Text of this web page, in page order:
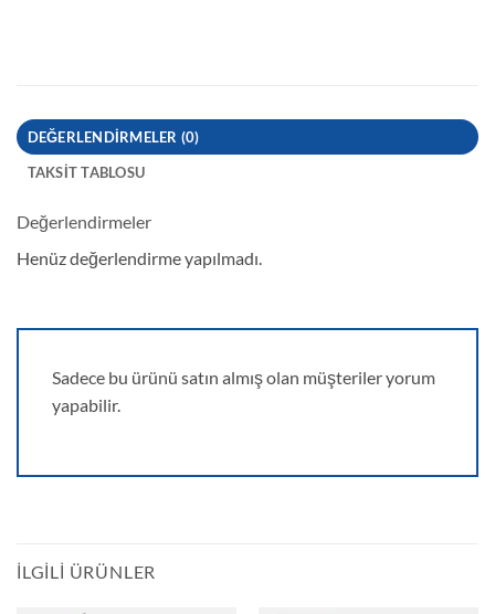
DEĞERLENDIRMELER (0)
TAKSIT TABLOSU
Değerlendirmeler
Henüz değerlendirme yapılmadı.
Sadece bu ürünü satın almış olan müşteriler yorum
yapabilir.
İLGILI ÜRÜNLER